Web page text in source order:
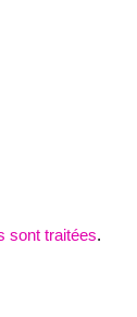
sont traitées.